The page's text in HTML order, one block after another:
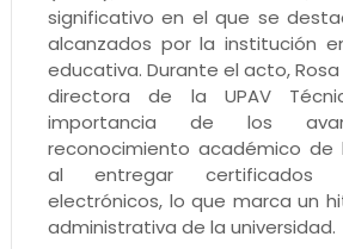
significativo en el que se
alcanzados por la institución
educativa. Durante el acto, Rosa
directora de la UPAV
importancia de los
reconocimiento académico de
al entregar certificados
electrónicos, lo que marca un
administrativa de la universidad.